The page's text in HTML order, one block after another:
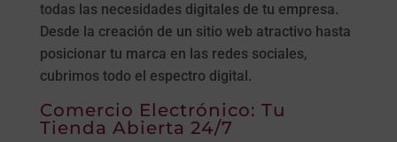
todas las necesidades digitales de tu empresa.
Desde la creación de un sitio web atractivo hasta
posicionar tu marca en las redes sociales,
cubrimos todo el espectro digital.
Comercio Electrónico: Tu
Tienda Abierta 24/7